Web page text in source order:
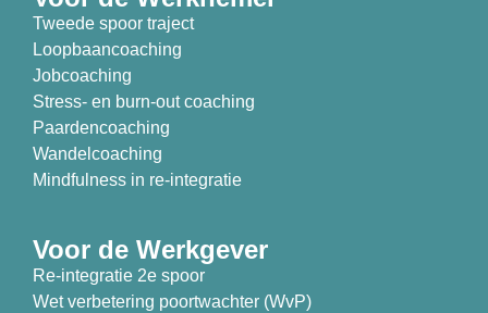
Tweede spoor traject
Loopbaancoaching
Jobcoaching
Stress- en burn-out coaching
Paardencoaching
Wandelcoaching
Mindfulness in re-integratie
Voor de Werkgever
Re-integratie 2e spoor
Wet verbetering poortwachter (WvP)